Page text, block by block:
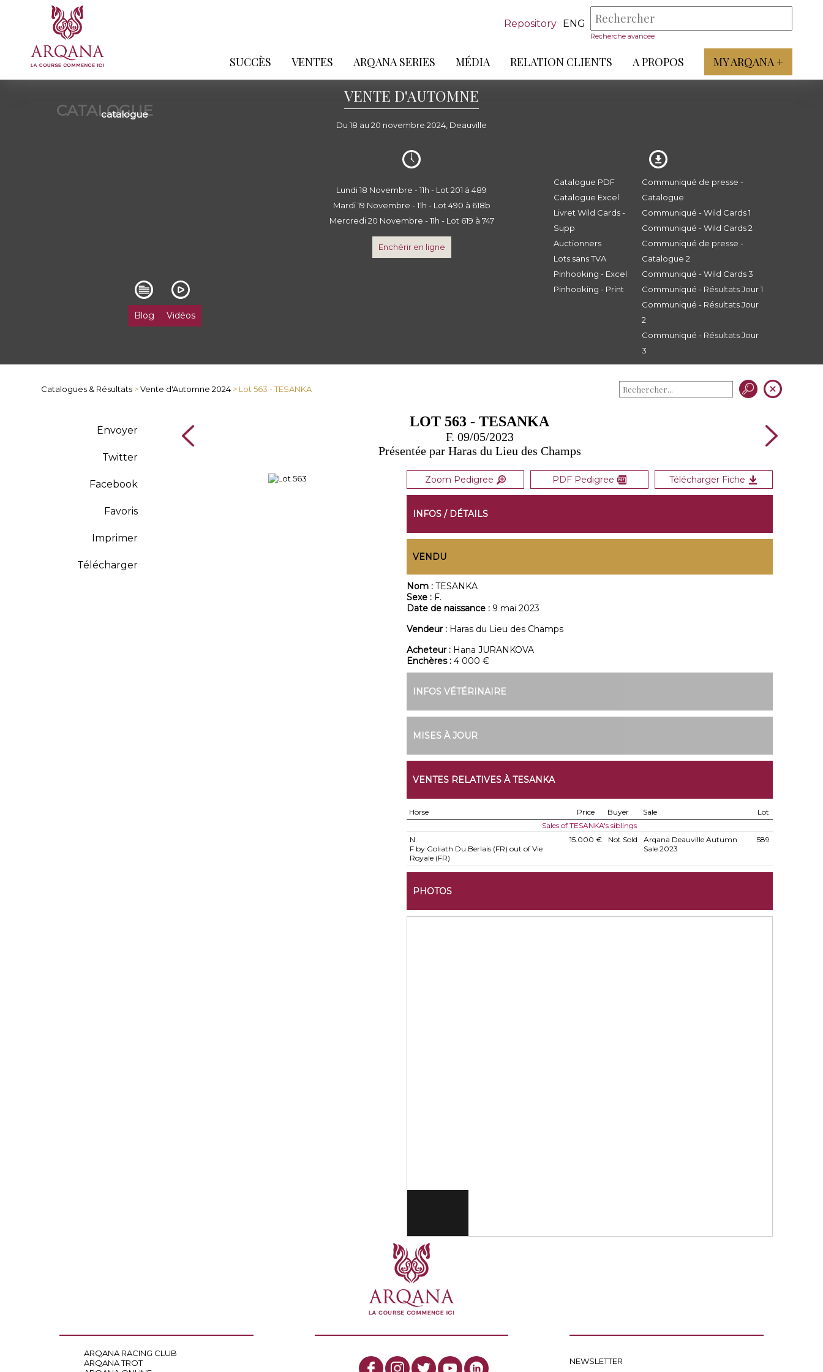
Repository ENG
Recherche avancée
SUCCÈS VENTES ARQANA SERIES MÉDIA RELATION CLIENTS A PROPOS MY ARQANA +
CATALOGUE
catalogue
VENTE D'AUTOMNE
Du 18 au 20 novembre 2024, Deauville
Blog Vidéos
Lundi 18 Novembre - 11h - Lot 201 à 489
Mardi 19 Novembre - 11h - Lot 490 à 618b
Mercredi 20 Novembre - 11h - Lot 619 à 747
Enchérir en ligne
Catalogue PDF
Catalogue Excel
Livret Wild Cards -
Supp
Auctionners
Lots sans TVA
Pinhooking - Excel
Pinhooking - Print
Communiqué de presse -
Catalogue
Communiqué - Wild Cards 1
Communiqué - Wild Cards 2
Communiqué de presse -
Catalogue 2
Communiqué - Wild Cards 3
Communiqué - Résultats Jour 1
Communiqué - Résultats Jour
2
Communiqué - Résultats Jour
3
Catalogues & Résultats >Vente d'Automne 2024 > Lot 563 - TESANKA
Envoyer
Twitter
Facebook
Favoris
Imprimer
Télécharger
LOT 563 - TESANKA
F. 09/05/2023
Présentée par Haras du Lieu des Champs
Zoom Pedigree PDF Pedigree Télécharger Fiche
INFOS / DÉTAILS
VENDU
Nom : TESANKA
Sexe : F.
Date de naissance : 9 mai 2023
Vendeur : Haras du Lieu des Champs
Acheteur : Hana JURANKOVA
Enchères : 4 000 €
INFOS VÉTÉRINAIRE
MISES À JOUR
VENTES RELATIVES À TESANKA
Horse Price Buyer Sale
Lot
Sales of TESANKA's siblings
N.
F by Goliath Du Berlais (FR) out of Vie
Royale (FR)
15.000 € Not Sold
Arqana Deauville Autumn
Sale 2023
589
PHOTOS
ARQANA RACING CLUB
ARQANA TROT
NEWSLETTER